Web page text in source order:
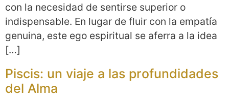
con la necesidad de sentirse superior o
indispensable. En lugar de fluir con la empatía
genuina, este ego espiritual se aferra a la idea
[…]
Piscis: un viaje a las profundidades
del Alma